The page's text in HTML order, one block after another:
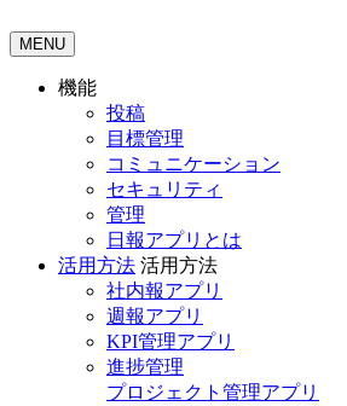
MENU
機能
投稿
目標管理
コミュニケーション
セキュリティ
管理
日報アプリとは
活用方法 活用方法
社内報アプリ
週報アプリ
KPI管理アプリ
進捗管理
プロジェクト管理アプリ